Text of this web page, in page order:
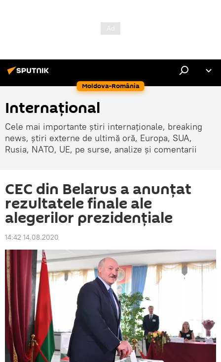
Moldova-România
Internaţional
Cele mai importante știri internaționale, breaking
news, știri externe de ultimă oră, Europa, SUA,
Rusia, NATO, UE, pe surse, analize și comentarii
CEC din Belarus a anunțat
rezultatele finale ale
alegerilor prezidențiale
14:42 14.08.2020